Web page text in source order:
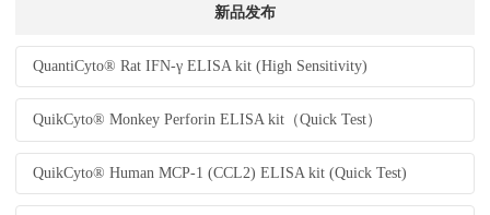
新品发布
QuantiCyto® Rat IFN-γ ELISA kit (High Sensitivity)
QuikCyto® Monkey Perforin ELISA kit（Quick Test）
QuikCyto® Human MCP-1 (CCL2) ELISA kit (Quick Test)